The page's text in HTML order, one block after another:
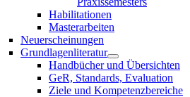
Habilitationen
Masterarbeiten
Neuerscheinungen
Grundlagenliteratur
Handbücher und Übersichten
GeR, Standards, Evaluation
Ziele und Kompetenzbereiche